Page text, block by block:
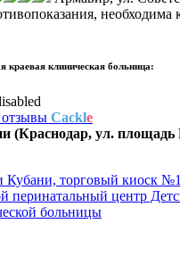
необходима
краевая клиническая больница:
Cackle
(Краснодар, ул. площадь
Кубани, торговый киоск
перинатальный центр
больницы